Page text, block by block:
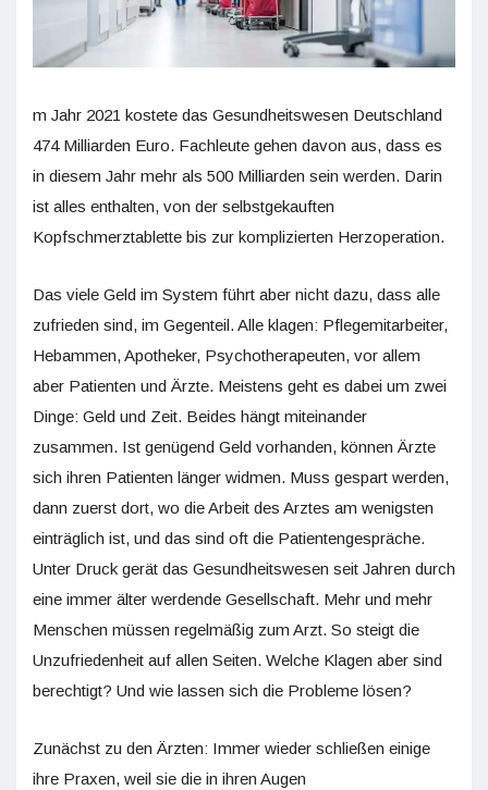
m Jahr 2021 kostete das Gesundheitswesen Deutschland
474 Milliarden Euro. Fachleute gehen davon aus, dass es
in diesem Jahr mehr als 500 Milliarden sein werden. Darin
ist alles enthalten, von der selbstgekauften
Kopfschmerztablette bis zur komplizierten Herzoperation.
Das viele Geld im System führt aber nicht dazu, dass alle
zufrieden sind, im Gegenteil. Alle klagen: Pflegemitarbeiter,
Hebammen, Apotheker, Psychotherapeuten, vor allem
aber Patienten und Ärzte. Meistens geht es dabei um zwei
Dinge: Geld und Zeit. Beides hängt miteinander
zusammen. Ist genügend Geld vorhanden, können Ärzte
sich ihren Patienten länger widmen. Muss gespart werden,
dann zuerst dort, wo die Arbeit des Arztes am wenigsten
einträglich ist, und das sind oft die Patientengespräche.
Unter Druck gerät das Gesundheitswesen seit Jahren durch
eine immer älter werdende Gesellschaft. Mehr und mehr
Menschen müssen regelmäßig zum Arzt. So steigt die
Unzufriedenheit auf allen Seiten. Welche Klagen aber sind
berechtigt? Und wie lassen sich die Probleme lösen?
Zunächst zu den Ärzten: Immer wieder schließen einige
ihre Praxen, weil sie die in ihren Augen